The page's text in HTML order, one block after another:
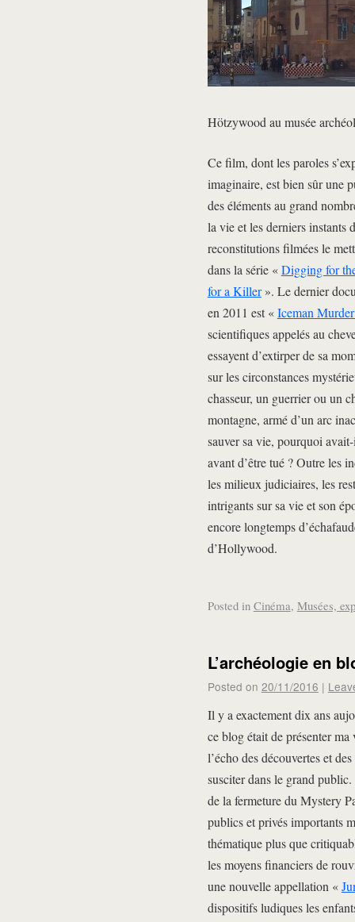
Hötzywood au musée
Ce film, dont les paroles
imaginaire, est bien sûr une
des éléments au grand
la vie et les derniers instants
reconstitutions filmées le
dans la série «Digging for
for a Killer». Le dernier
en 2011 est «Iceman
scientifiques appelés au
essayent d’extirper de sa
sur les circonstances
chasseur, un guerrier ou un
montagne, armé d’un arc
sauver sa vie, pourquoi
avant d’être tué ? Outre les
les milieux judiciaires, les
intrigants sur sa vie et son
encore longtemps
d’Hollywood.
Posted in Cinéma, Musées,
L’archéologie en
Posted on 20/11/2016 |
Il y a exactement dix ans
ce blog était de présenter
l’écho des découvertes et
susciter dans le grand
de la fermeture du Mystery
publics et privés importants
thématique plus que
les moyens financiers de
une nouvelle appellation «
dispositifs ludiques les